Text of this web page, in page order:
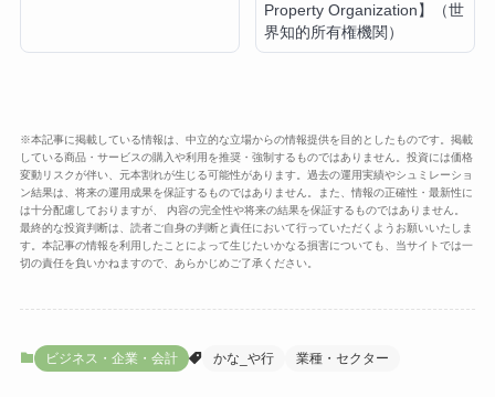
Property Organization】（世
界知的所有権機関）
※本記事に掲載している情報は、中立的な立場からの情報提供を目的としたものです。掲載
している商品・サービスの購入や利用を推奨・強制するものではありません。投資には価格
変動リスクが伴い、元本割れが生じる可能性があります。過去の運用実績やシュミレーショ
ン結果は、将来の運用成果を保証するものではありません。また、情報の正確性・最新性に
は十分配慮しておりますが、 内容の完全性や将来の結果を保証するものではありません。
最終的な投資判断は、読者ご自身の判断と責任において行っていただくようお願いいたしま
す。本記事の情報を利用したことによって生じたいかなる損害についても、当サイトでは一
切の責任を負いかねますので、あらかじめご了承ください。
ビジネス・企業・会計 かな_や行 業種・セクター